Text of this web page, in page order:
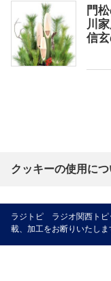
門
川
信
クッキーの使用につ
ラジトピ ラジオ関西トピ
載、加工をお断りいたしま